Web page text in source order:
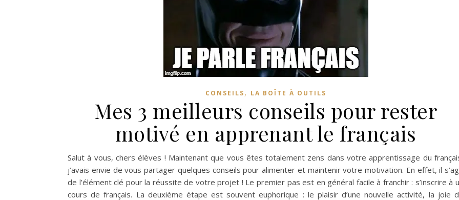
CONSEILS, LA BOÎTE À OUTILS
Mes 3 meilleurs conseils pour rester
motivé en apprenant le français
Salut à vous, chers élèves ! Maintenant que vous êtes totalement zens dans votre apprentissage du
j’avais envie de vous partager quelques conseils pour alimenter et maintenir votre motivation. En effet, il
de l’élément clé pour la réussite de votre projet ! Le premier pas est en général facile à franchir : s’inscrire à
cours de français. La deuxième étape est souvent euphorique : le plaisir d’une nouvelle activité, la joie